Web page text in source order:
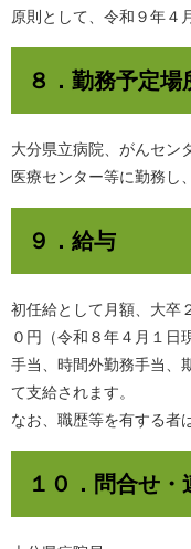
原則として、令和９年４
８．勤務予定場
大分県立病院、がんセン
医療センター等に勤務し
９．給与
初任給として月額、大卒
０円（令和８年４月１日
手当、時間外勤務手当、
て支給されます。
なお、職歴等を有する者
１０．問合せ・